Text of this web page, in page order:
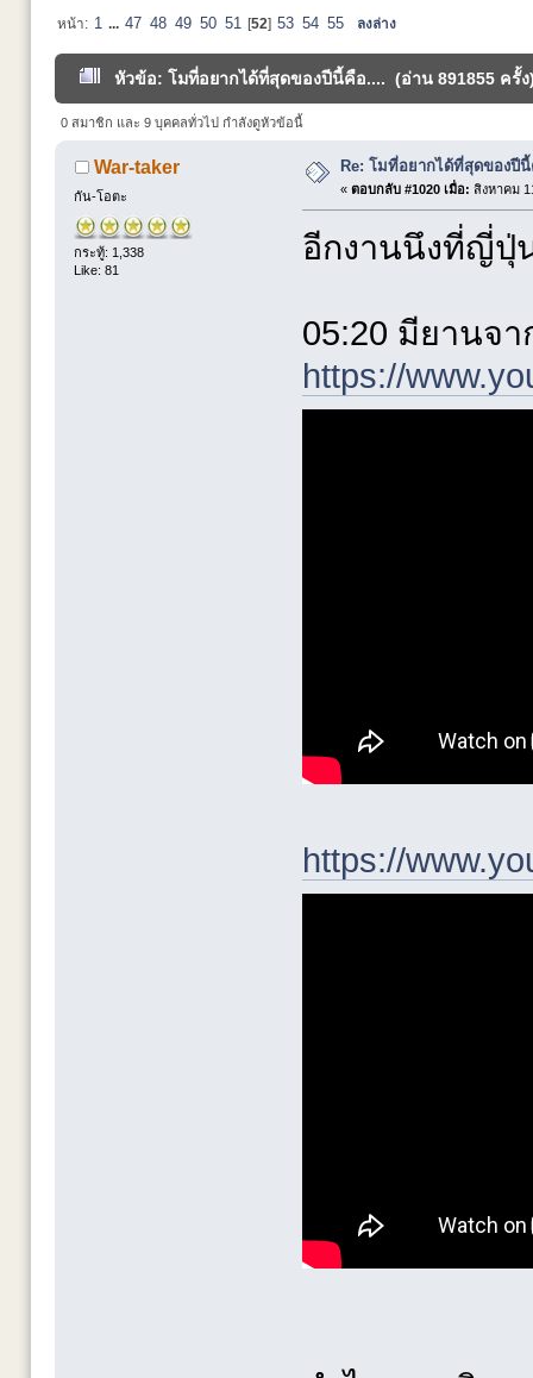
หน้า: 1 ... 47 48 49 50 51 [52] 53 54 55 ลงล่าง
หัวข้อ: โมที่อยากได้ที่สุดของปีนี้คือ.... (อ่าน 891855 ครั้ง
0 สมาชิก และ 9 บุคคลทั่วไป กำลังดูหัวข้อนี้
War-taker
กัน-โอตะ
กระทู้: 1,338
Like: 81
Re: โมที่อยากได้ที่สุดของปี
« ตอบกลับ #1020 เมื่อ: สิงหาคม
อีกงานนึงที่ญี่ปุ่
05:20 มียานจ
https://
https://